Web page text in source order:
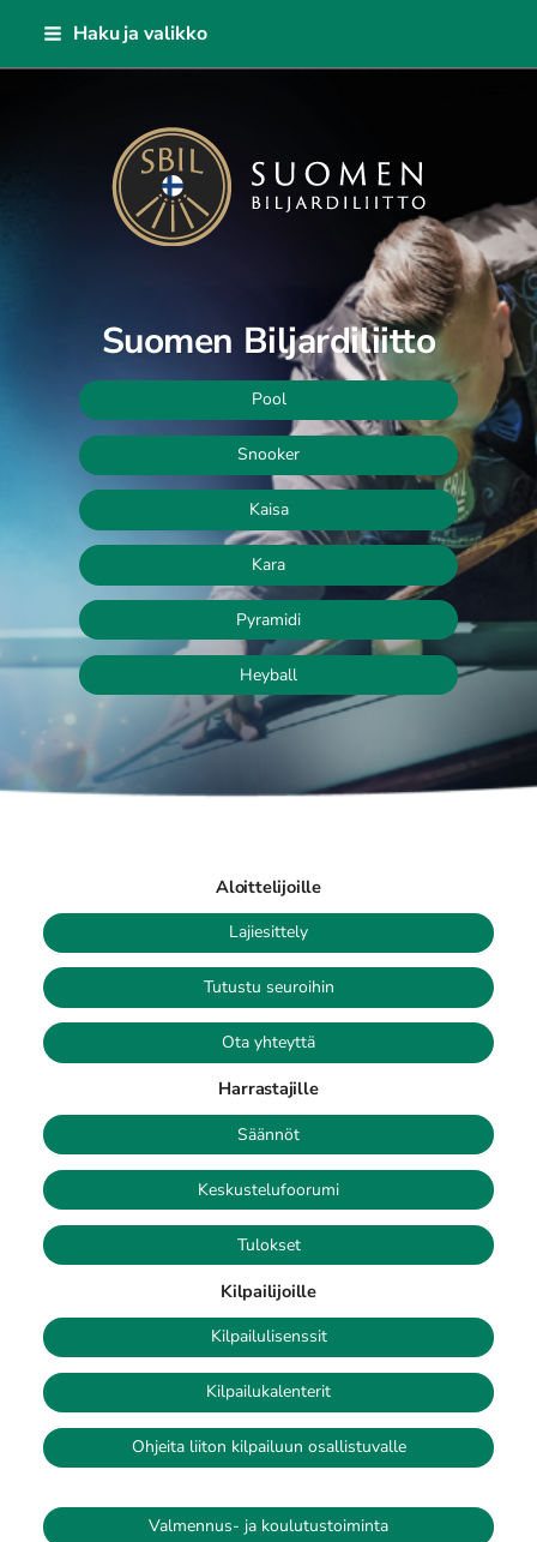
Siirry
sisältöön
Haku ja valikko
Suomen Biljardiliitto ry
Suomen Biljardiliitto
Pool
Snooker
Kaisa
Kara
Pyramidi
Heyball
Aloittelijoille
Lajiesittely
Tutustu seuroihin
Ota yhteyttä
Harrastajille
Säännöt
Keskustelufoorumi
Tulokset
Kilpailijoille
Kilpailulisenssit
Kilpailukalenterit
Ohjeita liiton kilpailuun osallistuvalle
Valmennus- ja koulutustoiminta